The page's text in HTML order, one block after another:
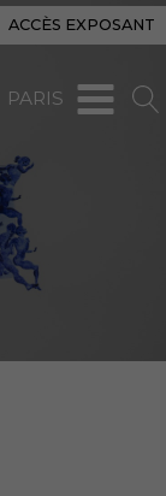
ACCÈS EXPOSANT
PARIS